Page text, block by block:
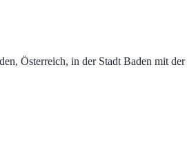
Österreich, in der Stadt Baden mit